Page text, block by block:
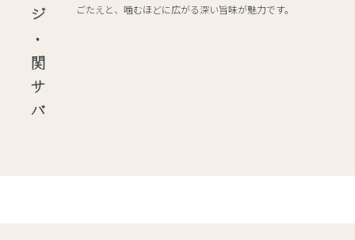
関アジ・関サバ
ごたえと、噛むほどに広がる深い旨味が魅力です。